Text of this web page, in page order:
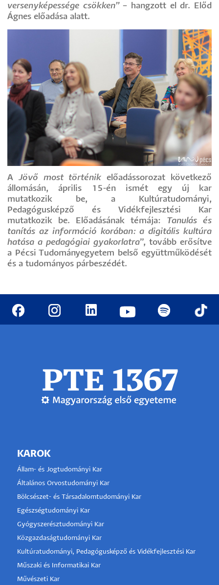
versenyképessége csökken”– hangzott el dr. Előd
Ágnes előadása alatt.
A Jövő most történik előadássorozat következő
állomásán, április 15-én ismét egy új kar
mutatkozik be, a Kultúratudományi,
Pedagógusképző és Vidékfejlesztési Kar
mutatkozik be. Előadásának témája: Tanulás és
tanítás az információ korában: a digitális kultúra
hatása a pedagógiai gyakorlatra”, tovább erősítve
a Pécsi Tudományegyetem belső együttműködését
és a tudományos párbeszédét.
KAROK
Állam- és Jogtudományi Kar
Általános Orvostudományi Kar
Bölcsészet- és Társadalomtudományi Kar
Egészségtudományi Kar
Gyógyszerésztudományi Kar
Közgazdaságtudományi Kar
Kultúratudományi, Pedagógusképző és Vidékfejlesztési Kar
Műszaki és Informatikai Kar
Művészeti Kar